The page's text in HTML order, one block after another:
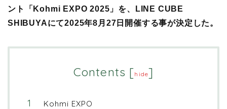
ント「Kohmi EXPO 2025」を、LINE CUBE
SHIBUYAにて2025年8月27日開催する事が決定した。
Contents [hide]
Kohmi EXPO